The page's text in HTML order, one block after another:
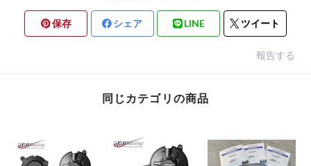
保存 シェア LINE ツイート
報告する
同じカテゴリの商品